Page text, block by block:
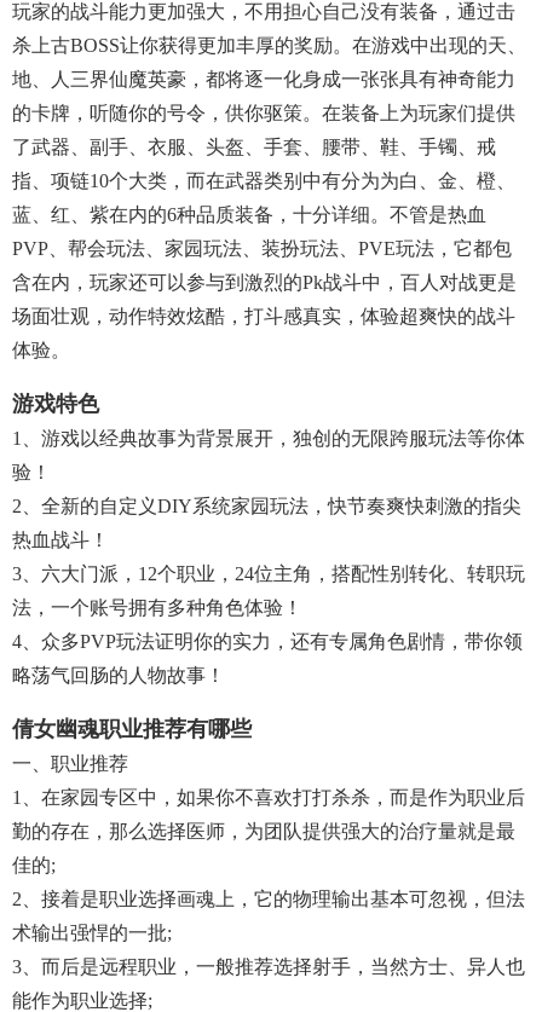
玩家的战斗能力更加强大，不用担心自己没有装备，通过击
杀上古BOSS让你获得更加丰厚的奖励。在游戏中出现的天、
地、人三界仙魔英豪，都将逐一化身成一张张具有神奇能力
的卡牌，听随你的号令，供你驱策。在装备上为玩家们提供
了武器、副手、衣服、头盔、手套、腰带、鞋、手镯、戒
指、项链10个大类，而在武器类别中有分为为白、金、橙、
蓝、红、紫在内的6种品质装备，十分详细。不管是热血
PVP、帮会玩法、家园玩法、装扮玩法、PVE玩法，它都包
含在内，玩家还可以参与到激烈的pk战斗中，百人对战更是
场面壮观，动作特效炫酷，打斗感真实，体验超爽快的战斗
体验。
游戏特色
1、游戏以经典故事为背景展开，独创的无限跨服玩法等你体
验！
2、全新的自定义DIY系统家园玩法，快节奏爽快刺激的指尖
热血战斗！
3、六大门派，12个职业，24位主角，搭配性别转化、转职玩
法，一个账号拥有多种角色体验！
4、众多PVP玩法证明你的实力，还有专属角色剧情，带你领
略荡气回肠的人物故事！
倩女幽魂职业推荐有哪些
一、职业推荐
1、在家园专区中，如果你不喜欢打打杀杀，而是作为职业后
勤的存在，那么选择医师，为团队提供强大的治疗量就是最
佳的;
2、接着是职业选择画魂上，它的物理输出基本可忽视，但法
术输出强悍的一批;
3、而后是远程职业，一般推荐选择射手，当然方士、异人也
能作为职业选择;